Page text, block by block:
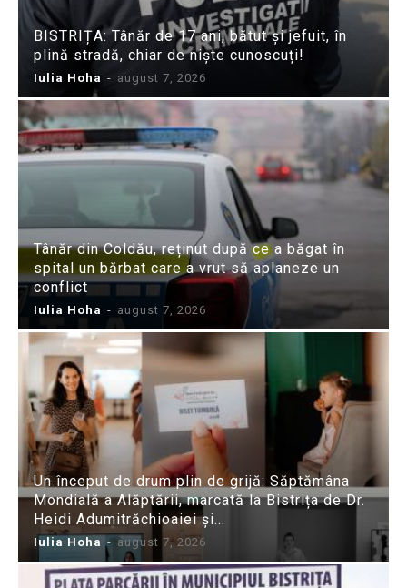
BISTRIȚA: Tânăr de 17 ani, bătut și jefuit, în
plină stradă, chiar de niște cunoscuți!
Iulia Hoha - august 7, 2026
Tânăr din Coldău, reținut după ce a băgat în
spital un bărbat care a vrut să aplaneze un
conflict
Iulia Hoha - august 7, 2026
Un început de drum plin de grijă: Săptămâna
Mondială a Alăptării, marcată la Bistrița de Dr.
Heidi Adumitrăchioaiei și...
Iulia Hoha - august 7, 2026